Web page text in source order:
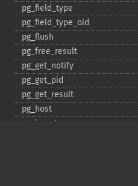
pg_​field_​type
pg_​field_​type_​oid
pg_​flush
pg_​free_​result
pg_​get_​notify
pg_​get_​pid
pg_​get_​result
pg_​host
pg_​insert